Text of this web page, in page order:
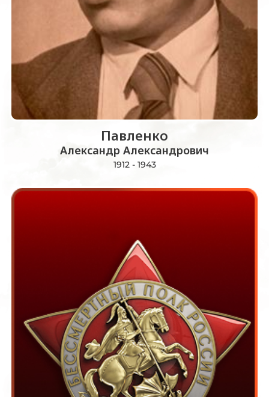
Павленко
Александр Александрович
1912 - 1943